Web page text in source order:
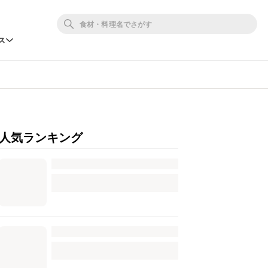
人気ランキング